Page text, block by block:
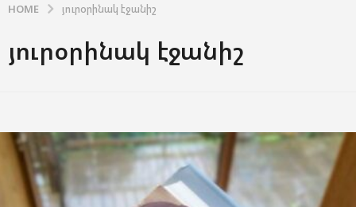
HOME յուրօրինակ էջանիշ
յուրօրինակ էջանիշ